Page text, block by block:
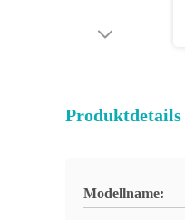
Produktdetails
Modellname: